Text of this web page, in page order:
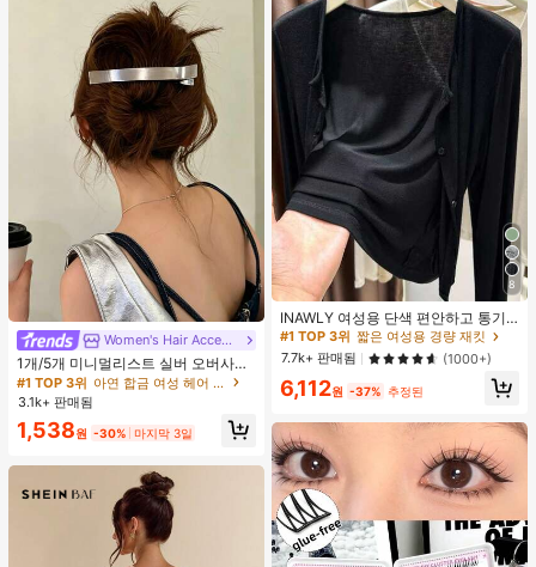
Women's Hair Accessories
1개/5개 미니멀리스트 실버 오버사이
즈 메탈 여성용 헤어 클립, 업스타일,
브레이딩, 번을 위한 프리미엄 헤어 액
세서리, 악어 헤어 클립, 솔리드 컬러
매끄러운 표면 손상 없는 헤어 클립,
오버사이즈 12CM 실버 헤어 클립, 사
계절용
#1 TOP 3위
아연 합금 여성 헤어 액세서리
거의 매진!
#1 TOP 3위
아연 합금 여성 헤어 액세서리
거의 매진!
#1 TOP 3위
아연 합금 여성 헤어 액세서리
거의 매진!
#1 TOP 3위
거의 매진!
3.1k+ 판매됨
1,538원 -30% 마지막 3일
8
INAWLY 여성용 단색 편안하고 통기
성 좋은 긴 소매 앞면 버튼 캐주얼 다
용도 얇은 가디건
#1 TOP 3위
짧은 여성용 경량 재킷
거의 매진!
#1 TOP 3위 짧은 여성용 경량 재킷
거의 매진!
#1 TOP 3위 짧은 여성용 경량 재킷
거의 매진!
#1 TOP 3위
짧은 여성용 경량 재킷
거의 매진!
7.7k+ 판매됨 (1000+)
6,112원 -37% 추정된